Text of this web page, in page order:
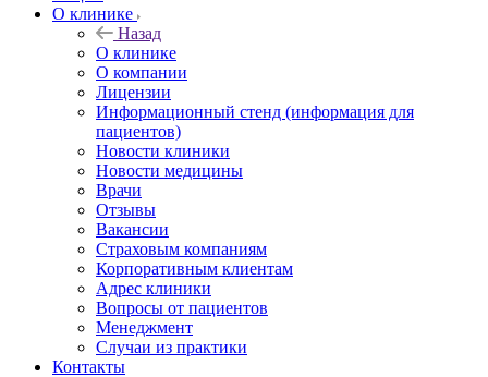
О клинике
Назад
О клинике
О компании
Лицензии
Информационный стенд (информация для
пациентов)
Новости клиники
Новости медицины
Врачи
Отзывы
Вакансии
Страховым компаниям
Корпоративным клиентам
Адрес клиники
Вопросы от пациентов
Менеджмент
Случаи из практики
Контакты